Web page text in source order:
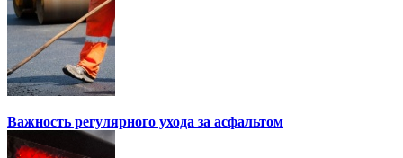
Важность регулярного ухода за асфальтом